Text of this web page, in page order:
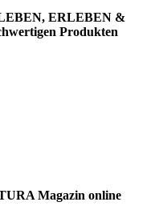
ERLEBEN &
Produkten
Magazin online